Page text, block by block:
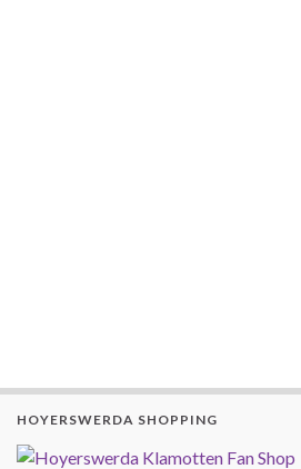
HOYERSWERDA SHOPPING